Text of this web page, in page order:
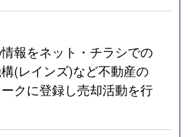
報をネット・チラシでの
(レインズ)など不動産の
クに登録し売却活動を行